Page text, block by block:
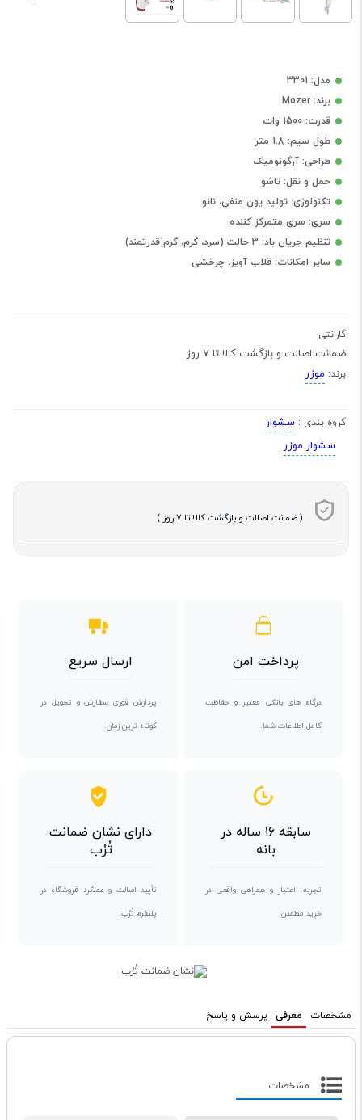
مدل: 3301
برند: Mozer
قدرت: 1500 وات
طول سیم: 1.8 متر
طراحی: آرگونومیک
حمل و نقل: تاشو
تکنولوژی: تولید یون منفی، نانو
سری: سری متمرکز کننده
تنظیم جریان باد: 3 حالت (سرد، گرم، گرم قدرتمند)
سایر امکانات: قلاب آویز، چرخشی
گارانتی
ضمانت اصالت و بازگشت کالا تا 7 روز
برند: موزر
گروه بندی : سشوار
سشوار موزر
( ضمانت اصالت و بازگشت کالا تا 7 روز )
پرداخت امن
درگاه های بانکی معتبر و حفاظت
کامل اطلاعات شما.
ارسال سریع
پردازش فوری سفارش و تحویل در
کوتاه ترین زمان.
سابقه ۱۶ ساله در
بانه
تجربه، اعتبار و همراهی واقعی در
خرید مطمئن.
دارای نشان ضمانت
تُرُب
تأیید اصالت و عملکرد فروشگاه در
پلتفرم تُرُب.
مشخصات معرفی پرسش و پاسخ
مشخصات